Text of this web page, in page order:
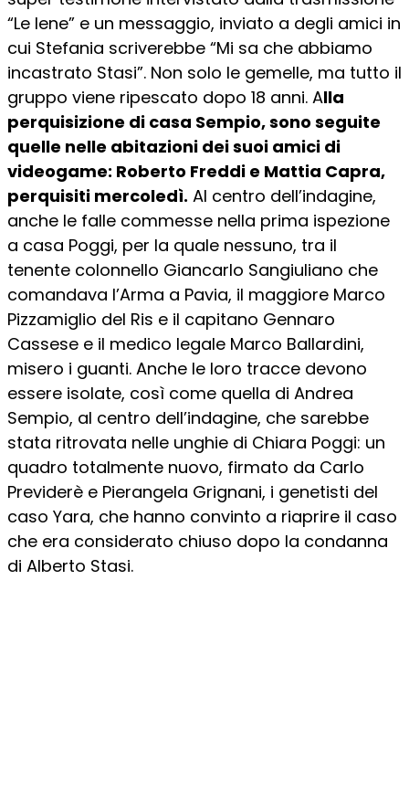
“Le Iene” e un messaggio, inviato a degli amici in
cui Stefania scriverebbe “Mi sa che abbiamo
incastrato Stasi”. Non solo le gemelle, ma tutto il
gruppo viene ripescato dopo 18 anni. Alla
perquisizione di casa Sempio, sono seguite
quelle nelle abitazioni dei suoi amici di
videogame: Roberto Freddi e Mattia Capra,
perquisiti mercoledì. Al centro dell’indagine,
anche le falle commesse nella prima ispezione
a casa Poggi, per la quale nessuno, tra il
tenente colonnello Giancarlo Sangiuliano che
comandava l’Arma a Pavia, il maggiore Marco
Pizzamiglio del Ris e il capitano Gennaro
Cassese e il medico legale Marco Ballardini,
misero i guanti. Anche le loro tracce devono
essere isolate, così come quella di Andrea
Sempio, al centro dell’indagine, che sarebbe
stata ritrovata nelle unghie di Chiara Poggi: un
quadro totalmente nuovo, firmato da Carlo
Previderè e Pierangela Grignani, i genetisti del
caso Yara, che hanno convinto a riaprire il caso
che era considerato chiuso dopo la condanna
di Alberto Stasi.